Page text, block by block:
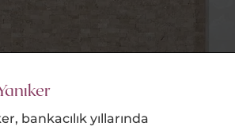
bankacılık yıllarında